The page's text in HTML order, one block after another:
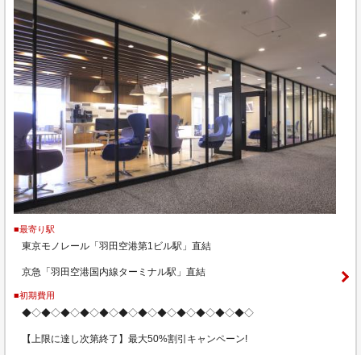
■最寄り駅
東京モノレール「羽田空港第1ビル駅」直結
京急「羽田空港国内線ターミナル駅」直結
■初期費用
◆◇◆◇◆◇◆◇◆◇◆◇◆◇◆◇◆◇◆◇◆◇◆◇
【上限に達し次第終了】最大50%割引キャンペーン!